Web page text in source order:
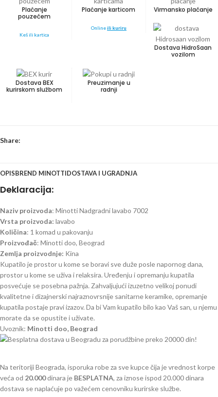
Plaćanje
pouzećem
Keš ili kartica
Plaćanje karticom
Onlineili kuriru
Virmansko plaćanje
Dostava HidroSaan
vozilom
Dostava BEX
kurirskom službom
Preuzimanje u
radnji
Share:
OPISBREND MINOTTIDOSTAVA I UGRADNJA
Deklaracija:
Naziv proizvoda: Minotti Nadgradni lavabo 7002
Vrsta proizvoda: lavabo
Količina: 1 komad u pakovanju
Proizvođač: Minotti doo, Beograd
Zemlja proizvodnje: Kina
Kupatilo je prostor u kome se boravi sve duže posle napornog dana,
prostor u kome se uživa i relaksira. Uređenju i opremanju kupatila
posvećuje se posebna pažnja. Zahvaljujući izuzetno velikoj ponudi
kvalitetne i dizajnerski najraznovrsnije sanitarne keramike, opremanje
kupatila postaje pravi izazov. Da bi Vam kupatilo bilo kao Vaš san, u njemu
morate da se opustite i uživate.
Uvoznik: Minotti doo, Beograd
Na teritoriji Beograda, isporuka robe za sve kupce čija je vrednost korpe
veća od 20.000dinara je BESPLATNA, za iznose ispod 20.000 dinara
dostava se naplaćuje po važećem cenovniku kurirske službe.